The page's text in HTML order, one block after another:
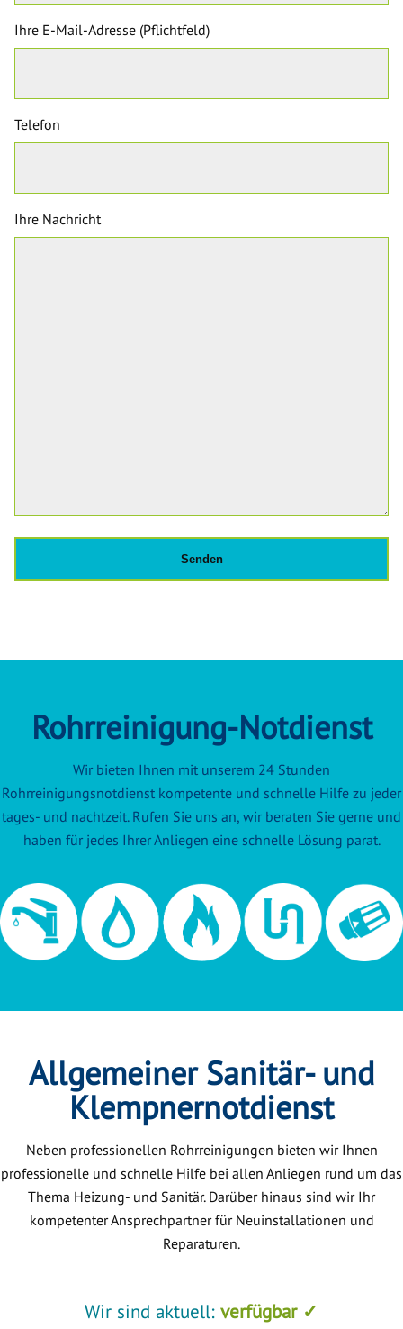
Ihre E-Mail-Adresse (Pflichtfeld)
Telefon
Ihre Nachricht
Rohrreinigung-Notdienst
Wir bieten Ihnen mit unserem 24 Stunden
Rohrreinigungsnotdienst kompetente und schnelle Hilfe zu jeder
tages- und nachtzeit. Rufen Sie uns an, wir beraten Sie gerne und
haben für jedes Ihrer Anliegen eine schnelle Lösung parat.
Allgemeiner Sanitär- und
Klempnernotdienst
Neben professionellen Rohrreinigungen bieten wir Ihnen
professionelle und schnelle Hilfe bei allen Anliegen rund um das
Thema Heizung- und Sanitär. Darüber hinaus sind wir Ihr
kompetenter Ansprechpartner für Neuinstallationen und
Reparaturen.
Wir sind aktuell: verfügbar ✓